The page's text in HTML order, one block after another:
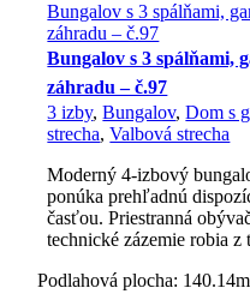
Bungalov s 3 spálňami,
záhradu – č.97
Bungalov s 3 spálňami,
záhradu – č.97
3 izby,Bungalov,Dom s
strecha,Valbová strecha
Moderný 4-izbový
ponúka prehľadnú
časťou. Priestranná
technické zázemie robia
Podlahová plocha: